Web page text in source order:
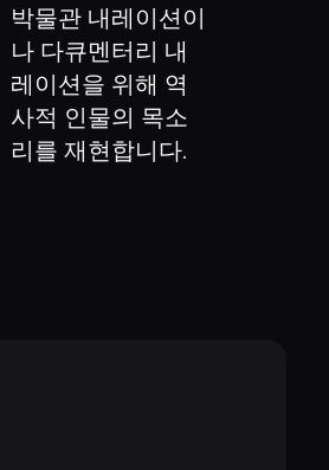
박물관 내레이션이
나 다큐멘터리 내
레이션을 위해 역
사적 인물의 목소
리를 재현합니다.